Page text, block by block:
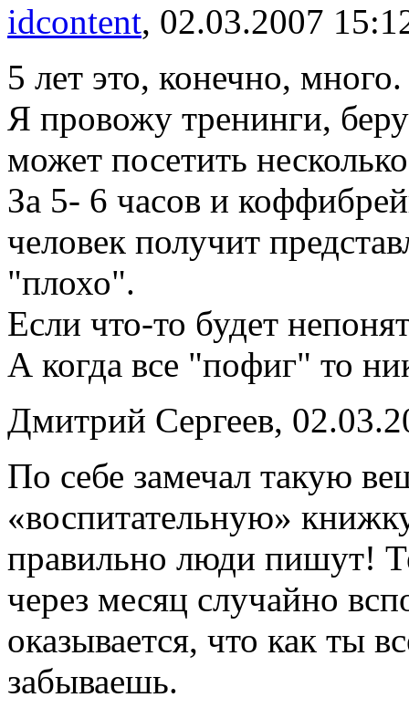
idcontent, 02.03.2007
5 лет это, конечно, много.
Я провожу тренинги,
может посетить
За 5- 6 часов и
человек получит
"плохо".
Если что-то будет
А когда все "пофиг" то
Дмитрий Сергеев,
По себе замечал такую
«воспитательную»
правильно люди пишут!
через месяц случайно
оказывается, что как ты
забываешь.